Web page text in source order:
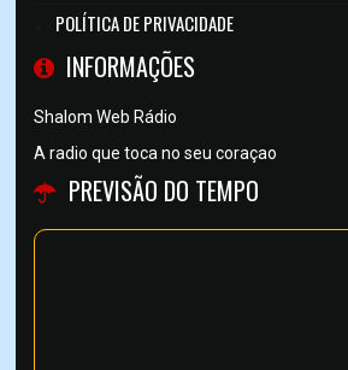
POLÍTICA DE PRIVACIDADE
INFORMAÇÕES
Shalom Web Rádio
A radio que toca no seu coraçao
PREVISÃO DO TEMPO